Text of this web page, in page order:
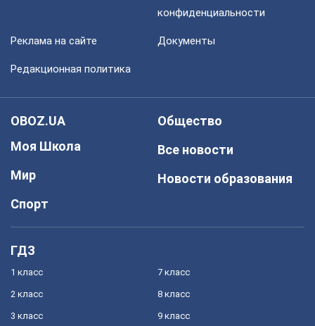
конфиденциальности
Реклама на сайте Документы
Редакционная политика
OBOZ.UA
Моя Школа
Мир
Спорт
Общество
Все новости
Новости образования
ГДЗ
1 класс
2 класс
3 класс
7 класс
8 класс
9 класс